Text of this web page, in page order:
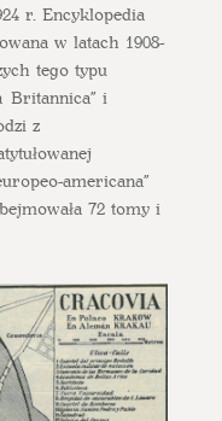
r. Encyklopedia
w latach 1908-
tego typu
Britannica” i
z
americana”
72 tomy i